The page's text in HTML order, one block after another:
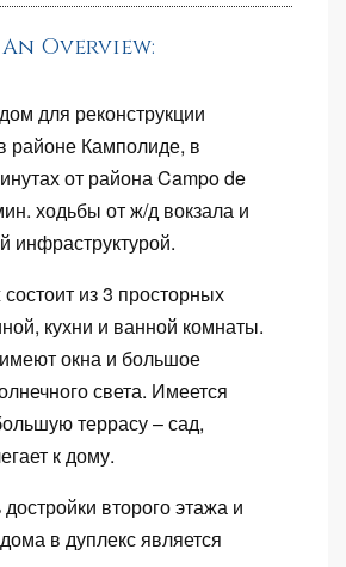
An Overview:
для реконструкции
районе Камполиде, в
от района Campo de
ходьбы от ж/д вокзала и
инфраструктурой.
из 3 просторных
кухни и ванной комнаты.
окна и большое
света. Имеется
террасу – сад,
к дому.
второго этажа и
в дуплекс является